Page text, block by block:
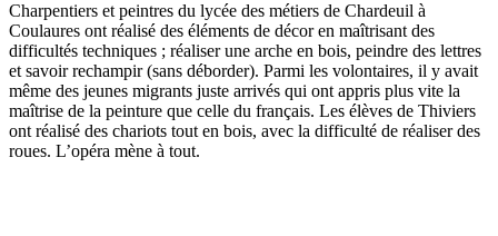
Charpentiers et peintres du lycée des métiers de Chardeuil à
Coulaures ont réalisé des éléments de décor en maîtrisant des
difficultés techniques ; réaliser une arche en bois, peindre des lettres
et savoir rechampir (sans déborder). Parmi les volontaires, il y avait
même des jeunes migrants juste arrivés qui ont appris plus vite la
maîtrise de la peinture que celle du français. Les élèves de Thiviers
ont réalisé des chariots tout en bois, avec la difficulté de réaliser des
roues. L’opéra mène à tout.